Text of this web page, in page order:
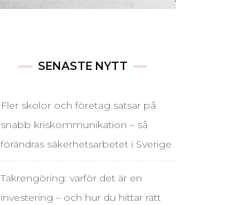
SENASTE NYTT
Fler skolor och företag satsar på
snabb kriskommunikation – så
förändras säkerhetsarbetet i Sverige
Takrengöring: varför det är en
investering – och hur du hittar rätt